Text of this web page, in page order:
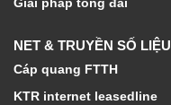
NET & TRUYỀN SỐ LIỆU
Cáp quang FTTH
KTR internet leasedline